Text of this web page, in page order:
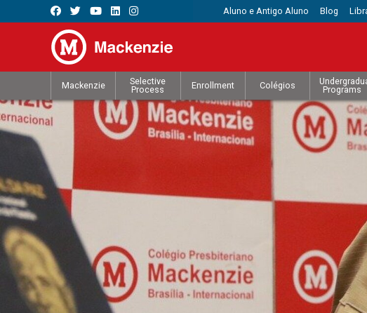
Aluno e Antigo Aluno Blog
Mackenzie
Selective
Process
Enrollment Colégios
Programs